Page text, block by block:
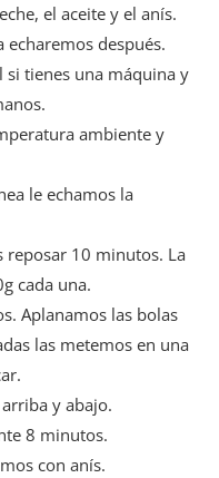
el aceite y el anís.
después.
si tienes una máquina y
ambiente y
le echamos la
reposar 10 minutos. La
cada una.
Aplanamos las bolas
las metemos en una
y abajo.
8 minutos.
con anís.